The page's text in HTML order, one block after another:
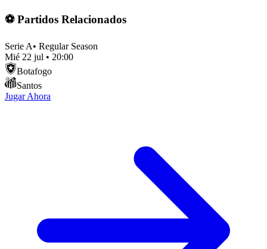
⚽ Partidos Relacionados
Serie A• Regular Season
Mié 22 jul • 20:00
Botafogo
Santos
Jugar Ahora